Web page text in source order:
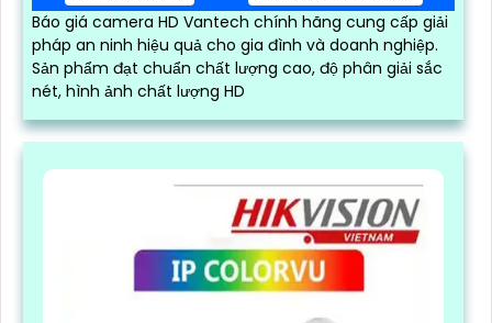
Báo giá camera HD Vantech chính hãng cung cấp giải
pháp an ninh hiệu quả cho gia đình và doanh nghiệp.
Sản phẩm đạt chuẩn chất lượng cao, độ phân giải sắc
nét, hình ảnh chất lượng HD